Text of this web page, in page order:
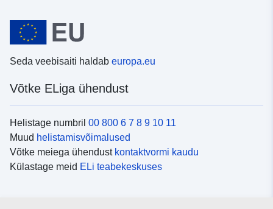
Seda veebisaiti haldab europa.eu
Võtke ELiga ühendust
Helistage numbril 00 800 6 7 8 9 10 11
Muud helistamisvõimalused
Võtke meiega ühendust kontaktvormi kaudu
Külastage meid ELi teabekeskuses